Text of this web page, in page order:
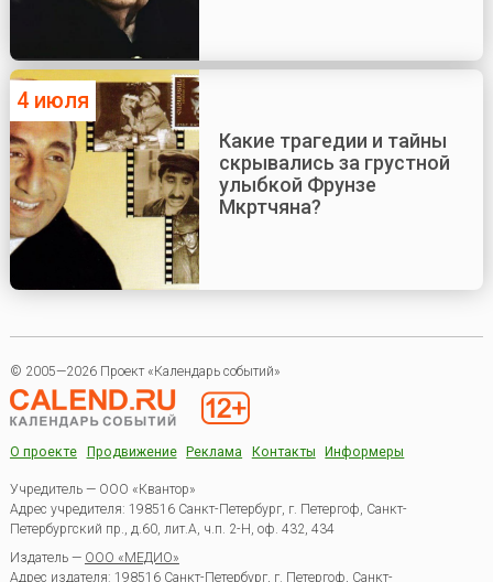
4 июля
Какие трагедии и тайны
скрывались за грустной
улыбкой Фрунзе
Мкртчяна?
© 2005—2026 Проект «Календарь событий»
О проекте Продвижение Реклама Контакты Информеры
Учредитель — ООО «Квантор»
Адрес учредителя: 198516 Санкт-Петербург, г. Петергоф, Санкт-
Петербургский пр., д.60, лит.А, ч.п. 2-Н, оф. 432, 434
Издатель — ООО «МЕДИО»
Адрес издателя: 198516 Санкт-Петербург, г. Петергоф, Санкт-